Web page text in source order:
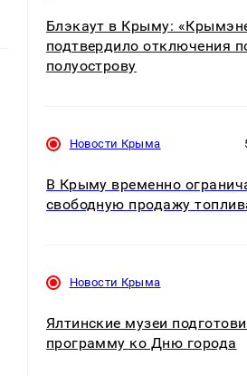
Блэкаут в Крыму:
подтвердило отключения
полуострову
Новости Крыма
В Крыму временно
свободную продажу
Новости Крыма
Ялтинские музеи
программу ко Дню города